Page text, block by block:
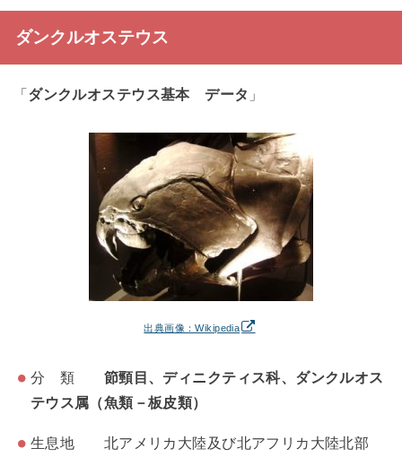
ダンクルオステウス
「ダンクルオステウス基本 データ 」
出典画像：Wikipedia
分 類 節頸目、ディニクティス科、ダンクルオス
テウス属（魚類－板皮類）
生息地 北アメリカ大陸及び北アフリカ大陸北部